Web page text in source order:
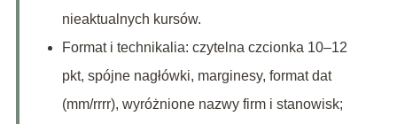
nieaktualnych kursów.
Format i technikalia: czytelna czcionka 10–12
pkt, spójne nagłówki, marginesy, format dat
(mm/rrrr), wyróżnione nazwy firm i stanowisk;